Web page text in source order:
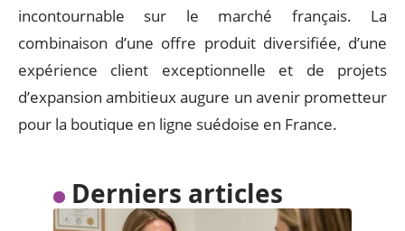
incontournable sur le marché français. La
combinaison d’une offre produit diversifiée, d’une
expérience client exceptionnelle et de projets
d’expansion ambitieux augure un avenir prometteur
pour la boutique en ligne suédoise en France.
Derniers articles